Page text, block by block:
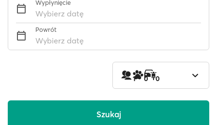
Wypłynięcie
Wybierz datę
Powrót
Wybierz datę
1 0 0
Szukaj